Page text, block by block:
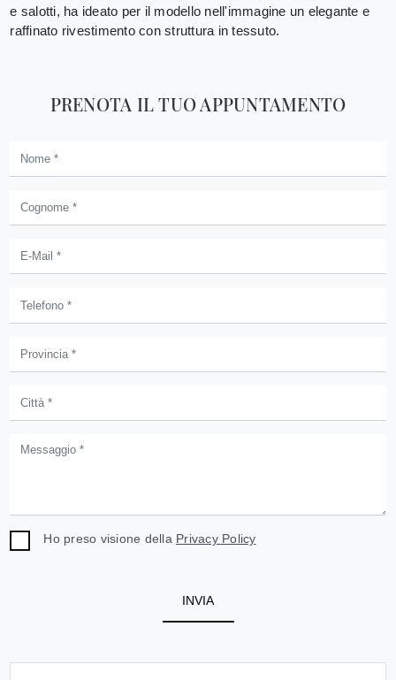
e salotti, ha ideato per il modello nell'immagine un elegante e
raffinato rivestimento con struttura in tessuto.
PRENOTA IL TUO APPUNTAMENTO
Ho preso visione della Privacy Policy
INVIA